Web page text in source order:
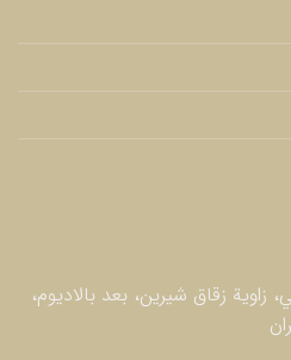
زاوية زقاق شيرين، بعد بالاديوم،